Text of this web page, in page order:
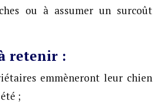
ou à assumer un surcoût
retenir :
emmèneront leur chien
;